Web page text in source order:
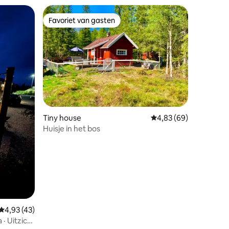
beoordeling van 4,93 op 5, 43 recensies
4,93 (43)
Uitzicht
Favoriet van gasten
Favoriet van gasten
Tiny house Gemiddelde
4,83 (69)
Huisje in het bos